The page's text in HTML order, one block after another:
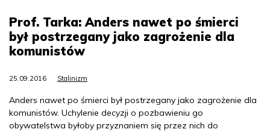
Prof. Tarka: Anders nawet po śmierci
był postrzegany jako zagrożenie dla
komunistów
25.09.2016 Stalinizm
Anders nawet po śmierci był postrzegany jako zagrożenie dla
komunistów. Uchylenie decyzji o pozbawieniu go
obywatelstwa byłoby przyznaniem się przez nich do